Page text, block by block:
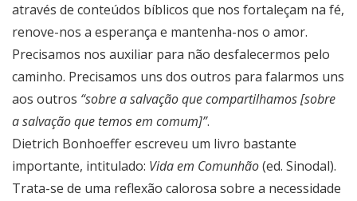
através de conteúdos bíblicos que nos fortaleçam na fé,
renove-nos a esperança e mantenha-nos o amor.
Precisamos nos auxiliar para não desfalecermos pelo
caminho. Precisamos uns dos outros para falarmos uns
aos outros “sobre a salvação que compartilhamos [sobre
a salvação que temos em comum]”.
Dietrich Bonhoeffer escreveu um livro bastante
importante, intitulado: Vida em Comunhão(ed. Sinodal).
Trata-se de uma reflexão calorosa sobre a necessidade